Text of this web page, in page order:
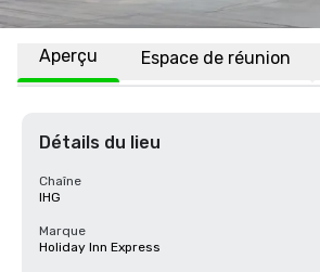
Aperçu Espace de réunion
Détails du lieu
Chaîne
IHG
Marque
Holiday Inn Express